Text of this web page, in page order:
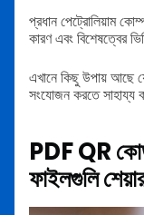
প্রধান পেট্রোলিয়াম
কারণ এবং বিশেষত্বের
এখানে কিছু উপায় আছে
সংযোজন করতে সাহায্য
PDF QR
ফাইলগুলি